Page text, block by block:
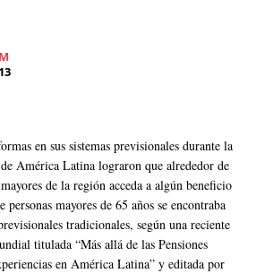
en sus sistemas previsionales durante la
América Latina lograron que alrededor de
de la región acceda a algún beneficio
mayores de 65 años se encontraba
tradicionales, según una reciente
titulada “Más allá de las Pensiones
en América Latina” y editada por